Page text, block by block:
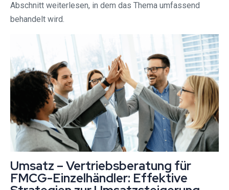
Abschnitt weiterlesen, in dem das Thema umfassend
behandelt wird.
Umsatz – Vertriebsberatung für
FMCG-Einzelhändler: Effektive